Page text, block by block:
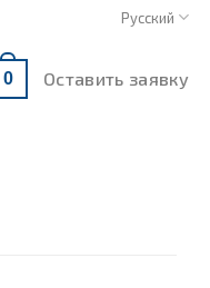
Русский
0 Оставить заявку